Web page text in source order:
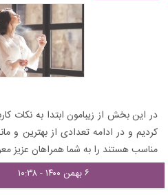
در این بخش از زیبامون ابتدا به نکات
کردیم و در ادامه تعدادی از بهترین و
مناسب هستند را به شما همراهان عزیز
۶ بهمن ۱۴۰۰ - ۱۰:۳۸